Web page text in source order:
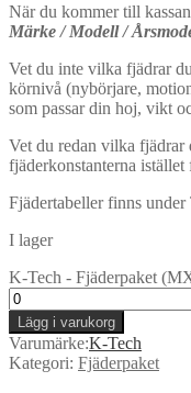
När du kommer till
Märke / Modell /
Vet du inte vilka fjädrar
körnivå (nybörjare,
som passar din hoj, vikt
Vet du redan vilka fjädrar
fjäderkonstanterna
Fjädertabeller finns
I lager
K-Tech - Fjäderpaket
Lägg i varukorg
Varumärke:K-Tech
Kategori: Fjäderpaket